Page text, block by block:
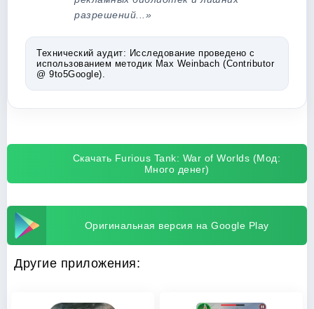
разрешений...»
Технический аудит: Исследование проведено с
использованием методик Max Weinbach (Contributor
@ 9to5Google).
Скачать Furious Tank: War of Worlds (Мод:
Много денег)
Оригинальная версия на Google Play
Другие приложения: